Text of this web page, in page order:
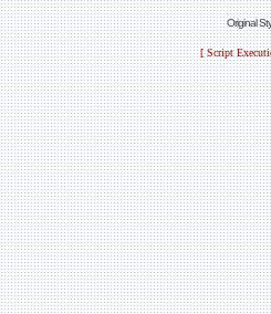
Original
[ Script